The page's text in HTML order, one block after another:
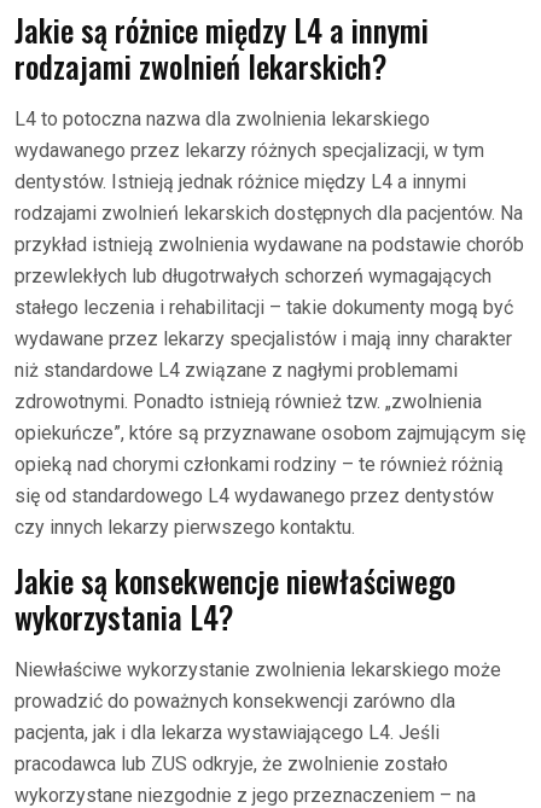
Jakie są różnice między L4 a innymi
rodzajami zwolnień lekarskich?
L4 to potoczna nazwa dla zwolnienia lekarskiego
wydawanego przez lekarzy różnych specjalizacji, w tym
dentystów. Istnieją jednak różnice między L4 a innymi
rodzajami zwolnień lekarskich dostępnych dla pacjentów. Na
przykład istnieją zwolnienia wydawane na podstawie chorób
przewlekłych lub długotrwałych schorzeń wymagających
stałego leczenia i rehabilitacji – takie dokumenty mogą być
wydawane przez lekarzy specjalistów i mają inny charakter
niż standardowe L4 związane z nagłymi problemami
zdrowotnymi. Ponadto istnieją również tzw. „zwolnienia
opiekuńcze”, które są przyznawane osobom zajmującym się
opieką nad chorymi członkami rodziny – te również różnią
się od standardowego L4 wydawanego przez dentystów
czy innych lekarzy pierwszego kontaktu.
Jakie są konsekwencje niewłaściwego
wykorzystania L4?
Niewłaściwe wykorzystanie zwolnienia lekarskiego może
prowadzić do poważnych konsekwencji zarówno dla
pacjenta, jak i dla lekarza wystawiającego L4. Jeśli
pracodawca lub ZUS odkryje, że zwolnienie zostało
wykorzystane niezgodnie z jego przeznaczeniem – na